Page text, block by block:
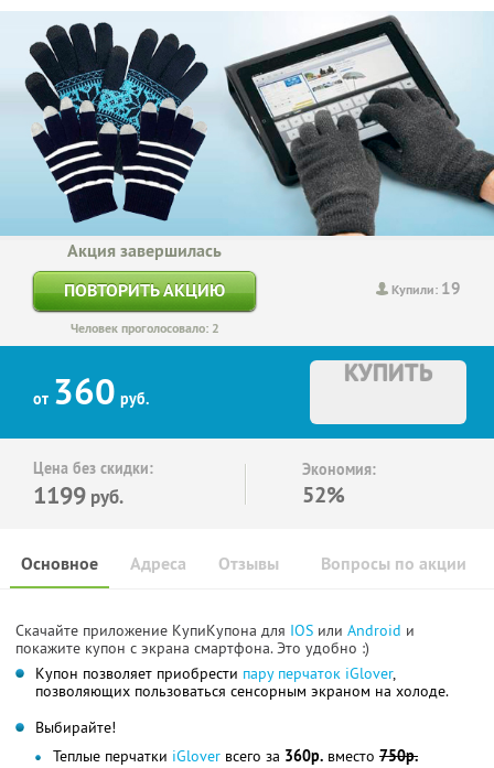
Купили: 19
Акция завершилась
ПОВТОРИТЬ АКЦИЮ
Человек проголосовало: 2
от 360 руб.
КУПИТЬ
Цена без скидки:
1199 руб.
Экономия:
52%
Основное Отзывы Вопросы по акции
Адреса
Скачайте приложение КупиКупона для IOS или Android и
покажите купон с экрана смартфона. Это удобно :)
Купон позволяет приобрести пару перчаток iGlover,
позволяющих пользоваться сенсорным экраном на холоде.
Выбирайте!
Теплые перчатки iGlover всего за 360р. вместо 750р.